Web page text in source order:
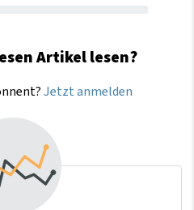
Artikel lesen?
Jetzt anmelden